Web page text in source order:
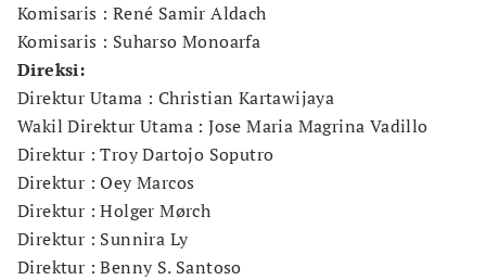
Komisaris : René Samir Aldach
Komisaris : Suharso Monoarfa
Direksi:
Direktur Utama : Christian Kartawijaya
Wakil Direktur Utama : Jose Maria Magrina Vadillo
Direktur : Troy Dartojo Soputro
Direktur : Oey Marcos
Direktur : Holger Mørch
Direktur : Sunnira Ly
Direktur : Benny S. Santoso